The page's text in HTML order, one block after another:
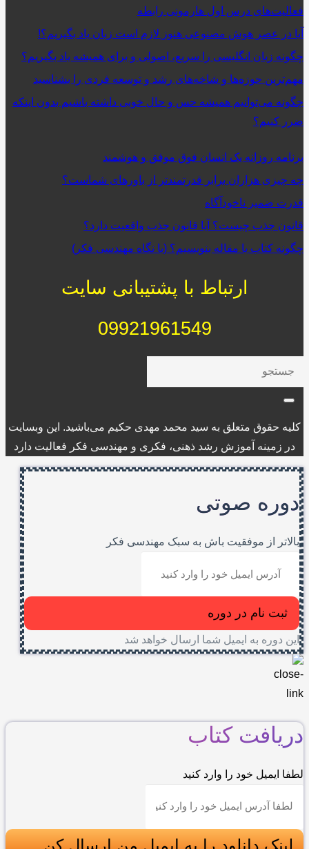
فعالیت‌‌های درس اول هارمونی رابطه
آیا در عصر هوش مصنوعی هنوز لازم است زبان یاد بگیریم؟!
چگونه زبان انگلیسی را سریع، اصولی و برای همیشه یاد بگیریم؟
مهم‌ترین حوزه‌ها و شاخه‌های رشد و توسعه فردی را بشناسید
چگونه می‌توانیم همیشه حس و حال خوبی داشته باشیم بدون اینکه
ضرر کنیم؟
برنامه روزانه یک انسان فوق موفق و هوشمند
چه چیزی هزاران برابر قدرتمندتر از باورهای شماست؟
قدرت ضمیر ناخودآگاه
قانون جذب چیست؟ آیا قانون جذب واقعیت دارد؟
چگونه کتاب یا مقاله بنویسیم؟ (با نگاه مهندسی فکر)
ارتباط با پشتیبانی سایت
09921961549
کلیه حقوق متعلق به سید محمد مهدی حکیم می‌باشید. این وبسایت
در زمینه آموزش رشد ذهنی، فکری و مهندسی فکر فعالیت دارد
دوره صوتی
بالاتر از موفقیت باش به سبک مهندسی فکر
ثبت نام در دوره
این دوره به ایمیل شما ارسال خواهد شد
دریافت کتاب
لطفا ایمیل خود را وارد کنید
لینک دانلود را به ایمیل من ارسال کن